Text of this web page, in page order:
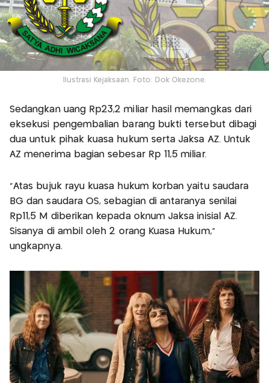
Ilustrasi Kejaksaan. Foto: Dok Okezone.
Sedangkan uang Rp23,2 miliar hasil memangkas dari
eksekusi pengembalian barang bukti tersebut dibagi
dua untuk pihak kuasa hukum serta Jaksa AZ. Untuk
AZ menerima bagian sebesar Rp 11,5 miliar.
“Atas bujuk rayu kuasa hukum korban yaitu saudara
BG dan saudara OS, sebagian di antaranya senilai
Rp11,5 M diberikan kepada oknum Jaksa inisial AZ.
Sisanya di ambil oleh 2 orang Kuasa Hukum,”
ungkapnya.